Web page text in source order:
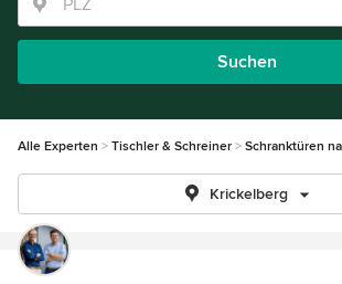
Suchen
Alle Experten Tischler & Schreiner Schranktüren
Krickelberg